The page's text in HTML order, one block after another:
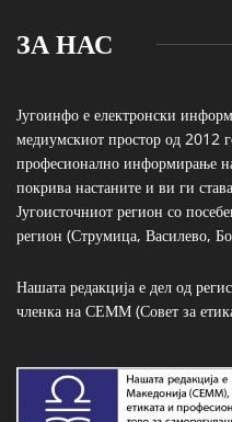
ЗА НАС
Југоинфо е електронски
медиумскиот простор од 2012
професионално информирање
покрива настаните и ви ги
Југоисточниот регион со
регион (Струмица, Василево,
Нашата редакција е дел од
членка на СЕММ (Совет за